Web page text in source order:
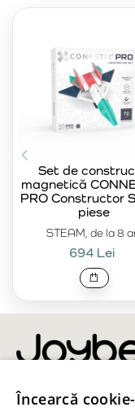
STEAM, de la 8
Set de
magnetică
PRO Constructor
piese
694 Lei
info@joybex.ro
Încearcă